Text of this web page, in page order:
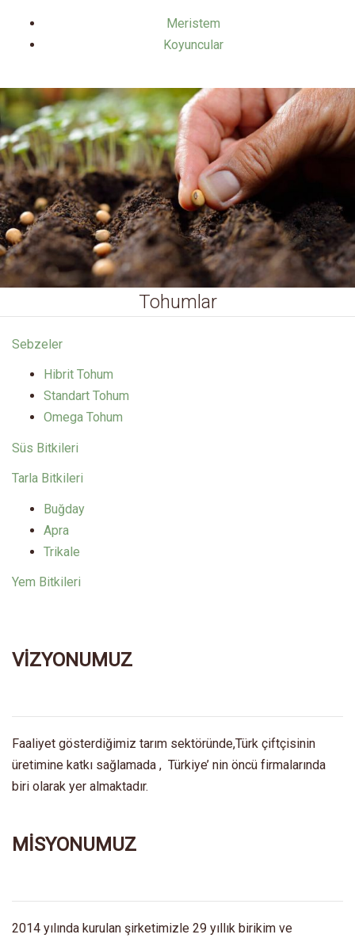
Meristem
Koyuncular
Tohumlar
Sebzeler
Hibrit Tohum
Standart Tohum
Omega Tohum
Süs Bitkileri
Tarla Bitkileri
Buğday
Apra
Trikale
Yem Bitkileri
VİZYONUMUZ
Faaliyet gösterdiğimiz tarım sektöründe,Türk çiftçisinin
üretimine katkı sağlamada , Türkiye’ nin öncü firmalarında
biri olarak yer almaktadır.
MİSYONUMUZ
2014 yılında kurulan şirketimizle 29 yıllık birikim ve